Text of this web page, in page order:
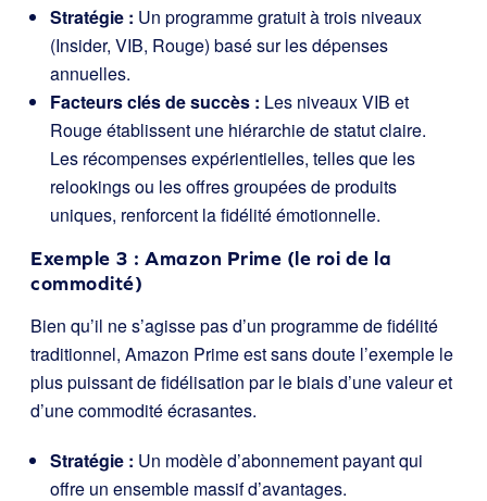
Stratégie : Un programme gratuit à trois niveaux
(Insider, VIB, Rouge) basé sur les dépenses
annuelles.
Facteurs clés de succès : Les niveaux VIB et
Rouge établissent une hiérarchie de statut claire.
Les récompenses expérientielles, telles que les
relookings ou les offres groupées de produits
uniques, renforcent la fidélité émotionnelle.
Exemple 3 : Amazon Prime (le roi de la
commodité)
Bien qu’il ne s’agisse pas d’un programme de fidélité
traditionnel, Amazon Prime est sans doute l’exemple le
plus puissant de fidélisation par le biais d’une valeur et
d’une commodité écrasantes.
Stratégie : Un modèle d’abonnement payant qui
offre un ensemble massif d’avantages.